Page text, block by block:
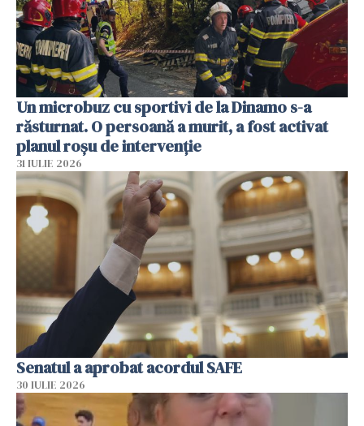
Un microbuz cu sportivi de la Dinamo s-a
răsturnat. O persoană a murit, a fost activat
planul roșu de intervenție
31 IULIE 2026
Senatul a aprobat acordul SAFE
30 IULIE 2026